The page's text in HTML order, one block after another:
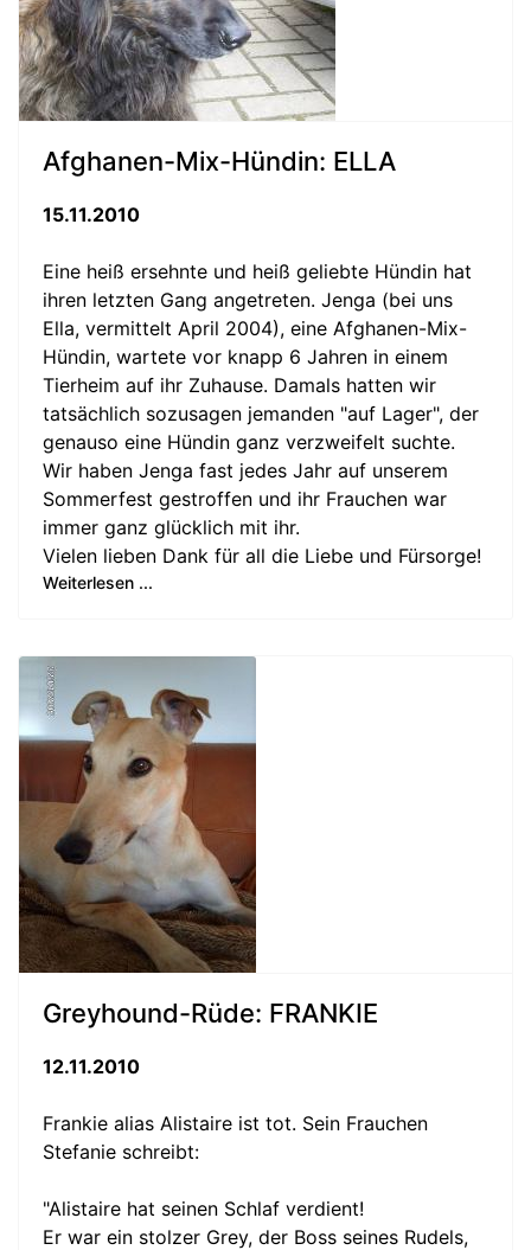
Afghanen-Mix-Hündin: ELLA
15.11.2010
Eine heiß ersehnte und heiß geliebte Hündin hat
ihren letzten Gang angetreten. Jenga (bei uns
Ella, vermittelt April 2004), eine Afghanen-Mix-
Hündin, wartete vor knapp 6 Jahren in einem
Tierheim auf ihr Zuhause. Damals hatten wir
tatsächlich sozusagen jemanden "auf Lager", der
genauso eine Hündin ganz verzweifelt suchte.
Wir haben Jenga fast jedes Jahr auf unserem
Sommerfest gestroffen und ihr Frauchen war
immer ganz glücklich mit ihr.
Vielen lieben Dank für all die Liebe und Fürsorge!
Weiterlesen ...
Greyhound-Rüde: FRANKIE
12.11.2010
Frankie alias Alistaire ist tot. Sein Frauchen
Stefanie schreibt:
"Alistaire hat seinen Schlaf verdient!
Er war ein stolzer Grey, der Boss seines Rudels,